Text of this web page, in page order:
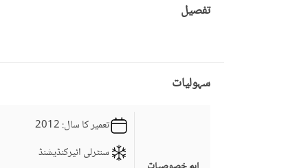
تفصیل
سہولیات
تعمیر کا سال: 2012
سنٹرلی ائیرکنڈیشنڈ